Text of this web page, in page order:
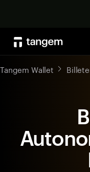
Tangem Wallet